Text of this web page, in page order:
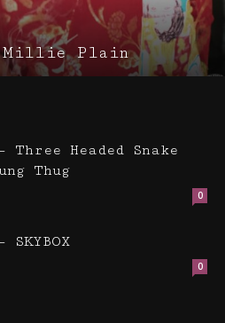
Millie Plain
Three Headed Snake
Thug
0
SKYBOX
0